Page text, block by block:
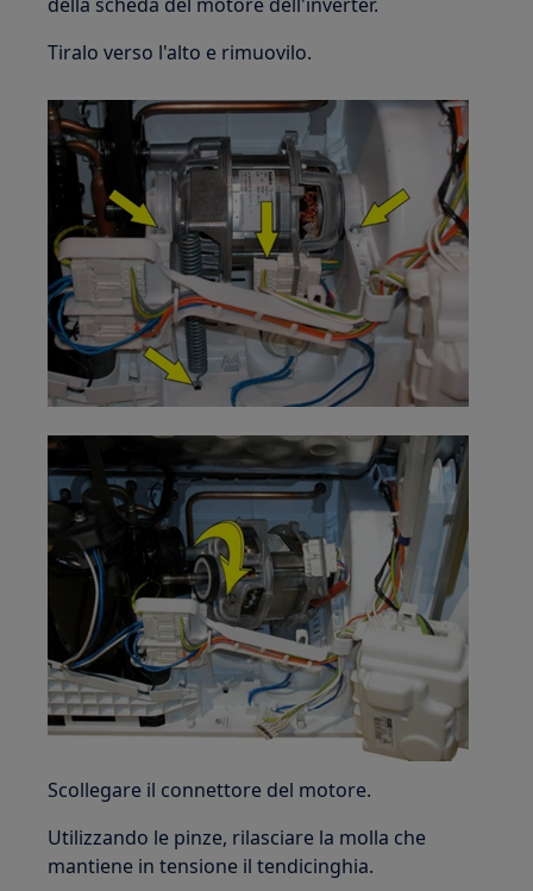
Tiralo verso l'alto e rimuovilo.
Scollegare il connettore del motore.
Utilizzando le pinze, rilasciare la molla che
mantiene in tensione il tendicinghia.